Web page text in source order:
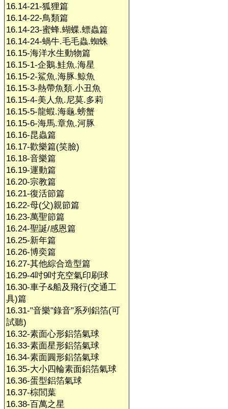
16.14-21-狐狸篇
16.14-22-鳥類篇
16.14-23-蜜蜂.蝴蝶.螵蟲篇
16.14-24-蝸牛.毛毛蟲.蜘蛛
16.15-海洋水生動物篇
16.15-1-企鵝.鮭魚.海星
16.15-2-鯊魚.海豚.鯨魚
16.15-3-熱帶魚類.小丑魚
16.15-4-美人魚.尼莫.多莉
16.15-5-龍蝦.海龜.螃蟹
16.15-6-海馬.章魚.河豚
16.16-昆蟲篇
16.17-歡樂篇(笑臉)
16.18-音樂篇
16.19-運動篇
16.20-宗教篇
16.21-復活節篇
16.22-母(父)親節篇
16.23-萬聖節篇
16.24-聖誕/感恩篇
16.25-新年篇
16.26-博奕篇
16.27-其他綜合造型篇
16.29-4吋9吋充空氣印刷球
16.30-車子&船及飛行(交通工
具)篇
16.31-"音樂"錄音"系列鋁箔(可
試聽)
16.32-素面心形鋁箔氣球
16.33-素面星形鋁箔氣球
16.34-素面圓形鋁箔氣球
16.35-大小四輪素面鋁箔氣球
16.36-蛋型鋁箔氣球
16.37-棕閭葉
16.38-百萬之星